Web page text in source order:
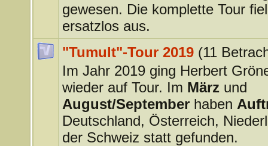
gewesen. Die komplette Tour
ersatzlos aus.
"Tumult"-Tour 2019 (11
Im Jahr 2019 ging Herbert
wieder auf Tour. Im Märzund
August/Septemberhaben
Deutschland, Österreich,
der Schweiz statt gefunden.